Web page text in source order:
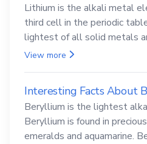
Lithium is the alkali metal
third cell in the periodic
lightest of all solid metals
View more
Interesting Facts About
Beryllium is the lightest
Beryllium is found in
emeralds and aquamarine.